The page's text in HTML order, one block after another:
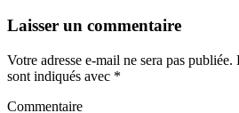
Laisser un commentaire
Votre adresse e-mail ne sera pas
sont indiqués avec *
Commentaire